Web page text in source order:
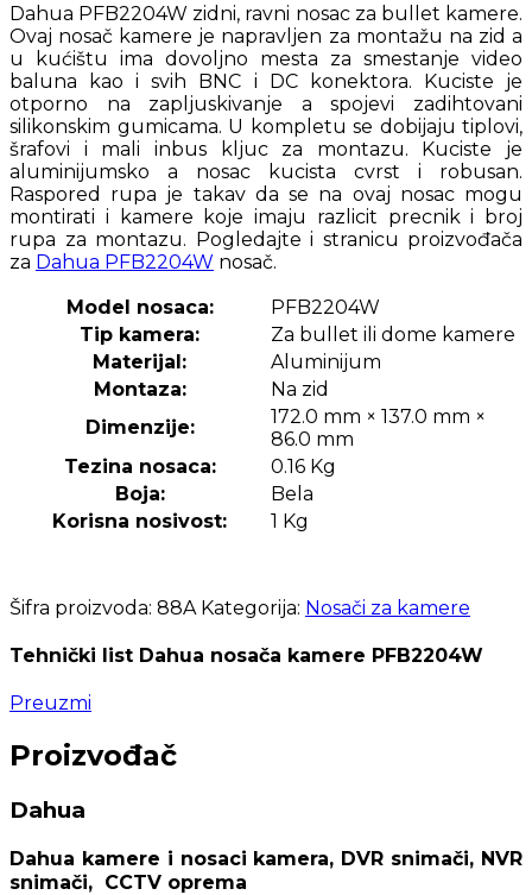
Dahua PFB2204W zidni, ravni nosac za bullet kamere.
Ovaj nosač kamere je napravljen za montažu na zid a
u kućištu ima dovoljno mesta za smestanje video
baluna kao i svih BNC i DC konektora. Kuciste je
otporno na zapljuskivanje a spojevi zadihtovani
silikonskim gumicama. U kompletu se dobijaju tiplovi,
šrafovi i mali inbus kljuc za montazu. Kuciste je
aluminijumsko a nosac kucista cvrst i robusan.
Raspored rupa je takav da se na ovaj nosac mogu
montirati i kamere koje imaju razlicit precnik i broj
rupa za montazu. Pogledajte i stranicu proizvođača
za Dahua PFB2204W nosač.
Model nosaca:
PFB2204W
Tip kamera:
Za bullet ili dome kamere
Materijal:
Aluminijum
Montaza:
Na zid
Dimenzije:
172.0 mm × 137.0 mm ×
86.0 mm
Tezina nosaca:
0.16 Kg
Boja:
Bela
Korisna nosivost:
1 Kg
Šifra proizvoda: 88A Kategorija: Nosači za kamere
Tehnički list Dahua nosača kamere PFB2204W
Preuzmi
Proizvođač
Dahua
Dahua kamere i nosaci kamera, DVR snimači, NVR
snimači, CCTV oprema